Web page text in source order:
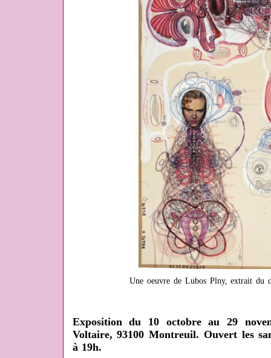
Une oeuvre de Lubos Plny, extrait du
Exposition du 10 octobre au 29
Voltaire, 93100 Montreuil. Ouvert les
à 19h.